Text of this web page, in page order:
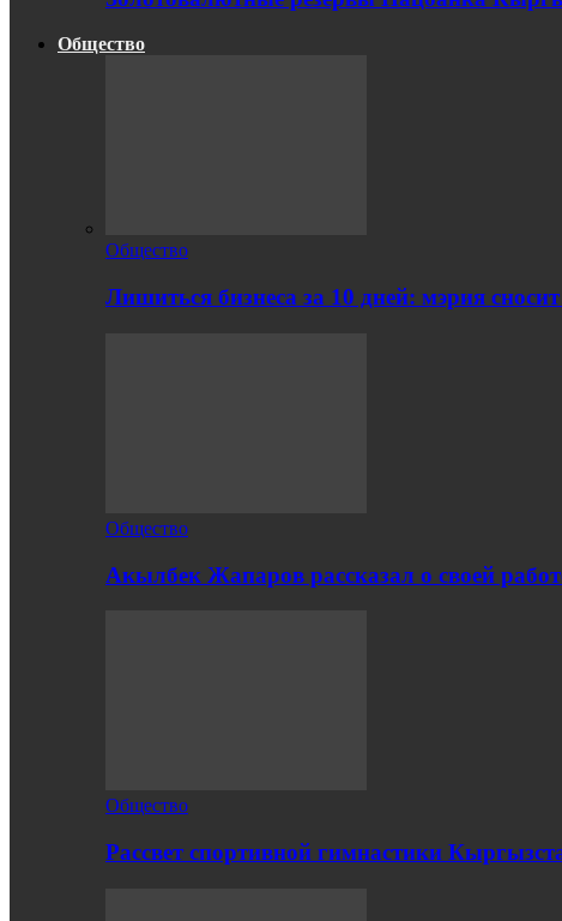
Общество
Общество
Лишиться бизнеса за 10 дней: мэрия
Общество
Акылбек Жапаров рассказал о своей
Общество
Рассвет спортивной гимнастики